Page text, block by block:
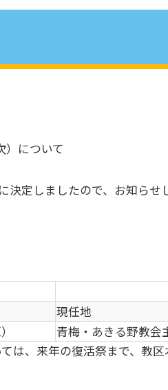
）について
定しましたので、お知らせ
現任地
青梅・あきる野教会
は、来年の復活祭まで、教